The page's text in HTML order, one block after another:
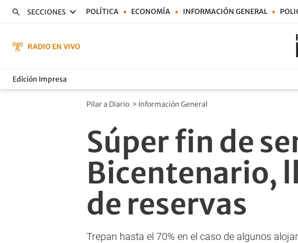
SECCIONES POLÍTICA ECONOMÍA INFORMACIÓN GENERAL
RADIO EN VIVO
Edición Impresa
Pilar a Diario > Información General
Súper fin de
Bicentenario,
de reservas
Trepan hasta el 70% en el caso de algunos